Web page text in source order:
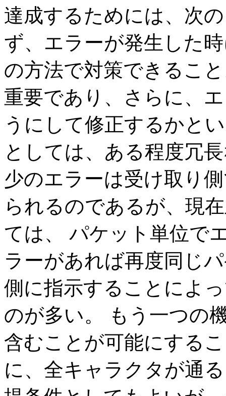
達成するためには、次
ず、エラーが発生した
の方法で対策できるこ
重要であり、さらに、
うにして修正するかと
としては、ある程度冗
少のエラーは受け取り
られるのであるが、現
ては、 パケット単位で
ラーがあれば再度同じ
側に指示することによ
のが多い。 もう一つの
含むことが可能にする
に、全キャラクタが通